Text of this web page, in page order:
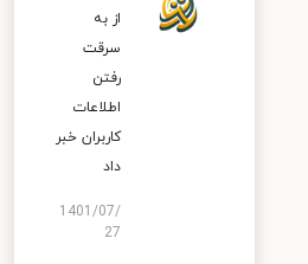
از به
سرقت
رفتن
اطلاعات
کاربران خبر
داد
1401/07/
27